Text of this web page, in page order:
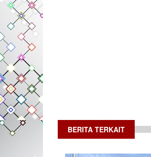
BERITA TERKAIT